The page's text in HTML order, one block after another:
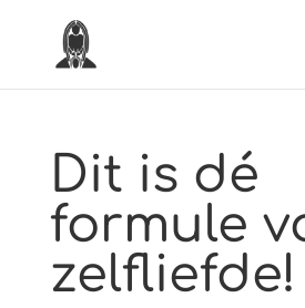
Dit is dé
formule
zelfliefde!